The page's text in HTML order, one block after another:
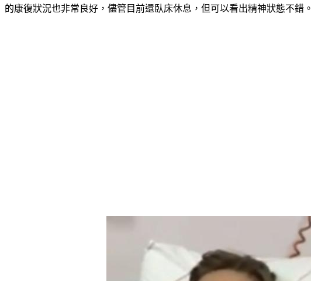
的康復狀況也非常良好，儘管目前還臥床休息，但可以看出精神狀態不錯。